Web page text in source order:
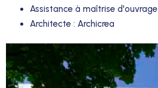
Assistance à maîtrise d'ouvrage
Architecte : Archicrea